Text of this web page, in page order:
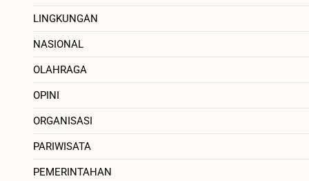
LINGKUNGAN
NASIONAL
OLAHRAGA
OPINI
ORGANISASI
PARIWISATA
PEMERINTAHAN